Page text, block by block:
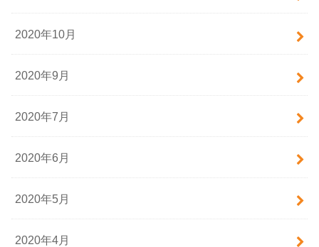
2020年10月
2020年9月
2020年7月
2020年6月
2020年5月
2020年4月